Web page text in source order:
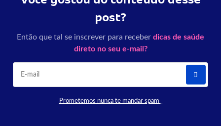
post?
Então que tal se inscrever para receber dicas de saúde
direto no seu e-mail?
Prometemos nunca te mandar spam